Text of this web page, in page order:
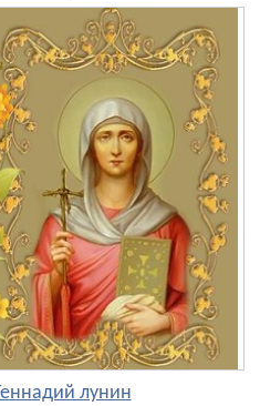
лунин